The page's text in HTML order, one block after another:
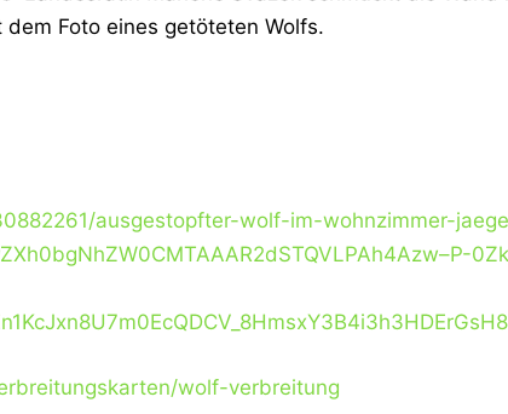
Foto eines getöteten Wolfs.
ausgestopfter-wolf-im-wohnzimmer-
wolf-verbreitung